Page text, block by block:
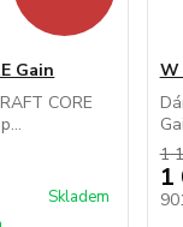
Gain
CORE
Skladem
W
1
1